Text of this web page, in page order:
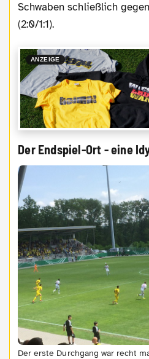
Schwaben schließlich
(2:0/1:1).
ANZEIGE
Der Endspiel-Ort - eine
Der erste Durchgang war recht